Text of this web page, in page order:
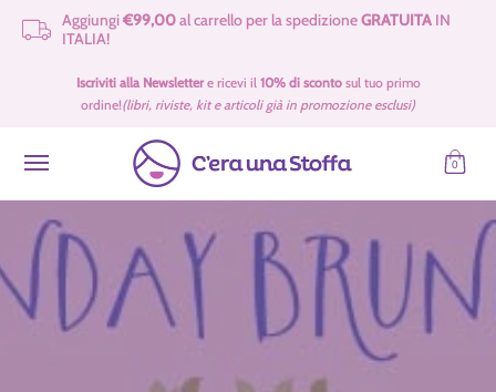
Passa al contenuto principale
Aggiungi€99,00al carrello per la spedizioneGRATUITA IN
ITALIA!
Idee Regalo 🎁
Offerte Filati 🧶
Iscriviti alla Newslettere ricevi il 10% di sconto sul tuo primo
ordine!(libri, riviste, kit e articoli già in promozione esclusi)
0